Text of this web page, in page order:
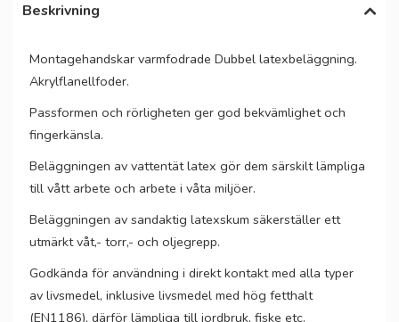
Beskrivning
Montagehandskar varmfodrade Dubbel latexbeläggning.
Akrylflanellfoder.
Passformen och rörligheten ger god bekvämlighet och
fingerkänsla.
Beläggningen av vattentät latex gör dem särskilt lämpliga
till vått arbete och arbete i våta miljöer.
Beläggningen av sandaktig latexskum säkerställer ett
utmärkt våt,- torr,- och oljegrepp.
Godkända för användning i direkt kontakt med alla typer
av livsmedel, inklusive livsmedel med hög fetthalt
(EN1186), därför lämpliga till jordbruk, fiske etc.